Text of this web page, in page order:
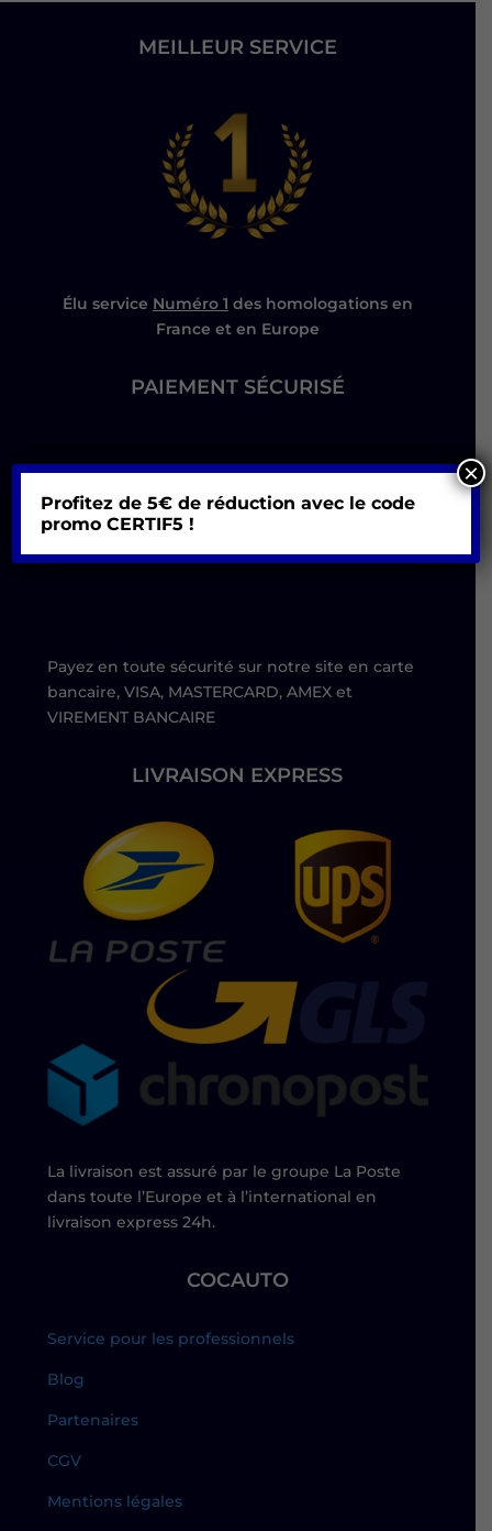
MEILLEUR SERVICE
Élu service Numéro 1 des homologations en
France et en Europe
PAIEMENT SÉCURISÉ
Payez en toute sécurité sur notre site en carte
bancaire, VISA, MASTERCARD, AMEX et
VIREMENT BANCAIRE
LIVRAISON EXPRESS
La livraison est assuré par le groupe La Poste
dans toute l’Europe et à l’international en
livraison express 24h.
COCAUTO
Service pour les professionnels
Blog
Partenaires
CGV
Mentions légales
Profitez de 5€ de réduction avec le code
promoCERTIF5 !
×